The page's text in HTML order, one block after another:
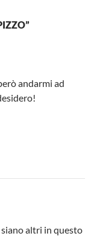
andarmi ad
altri in questo